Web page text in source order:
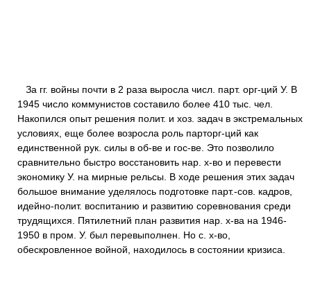
За гг. войны почти в 2 раза выросла числ. парт. орг-ций У. В
1945 число коммунистов составило более 410 тыс. чел.
Накопился опыт решения полит. и хоз. задач в экстремальных
условиях, еще более возросла роль парторг-ций как
единственной рук. силы в об-ве и гос-ве. Это позволило
сравнительно быстро восстановить нар. х-во и перевести
экономику У. на мирные рельсы. В ходе решения этих задач
большое внимание уделялось подготовке парт.-сов. кадров,
идейно-полит. воспитанию и развитию соревнования среди
трудящихся. Пятилетний план развития нар. х-ва на 1946-
1950 в пром. У. был перевыполнен. Но с. х-во,
обескровленное войной, находилось в состоянии кризиса.